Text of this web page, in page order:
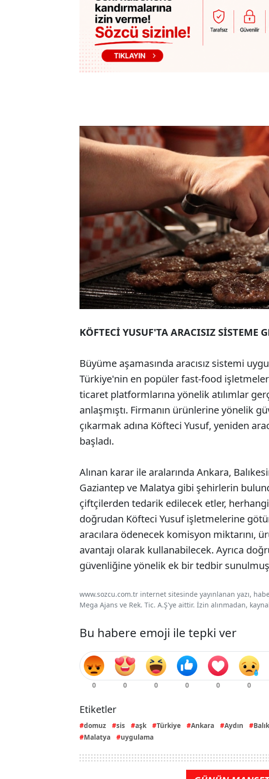
KÖFTECİ YUSUF'TA ARACISIZ SİSTEME
Büyüme aşamasında aracısız sistemi
Türkiye'nin en popüler fast-food
ticaret platformlarına yönelik atılımlar
anlaşmıştı. Firmanın ürünlerine yönelik
çıkarmak adına Köfteci Yusuf, yeniden
başladı.
Alınan karar ile aralarında Ankara,
Gaziantep ve Malatya gibi şehirlerin
çiftçilerden tedarik edilecek etler, herhangi
doğrudan Köfteci Yusuf işletmelerine
aracılara ödenecek komisyon miktarını,
avantajı olarak kullanabilecek. Ayrıca
güvenliğine yönelik ek bir tedbir
www.sozcu.com.tr internet sitesinde yayınlanan yazı,
Mega Ajans ve Rek. Tic. A.Ş'ye aittir. İzin alınmadan,
Bu habere emoji ile tepki ver
Etiketler
domuz sis aşk Türkiye Ankara Aydın
Malatya
uygulama